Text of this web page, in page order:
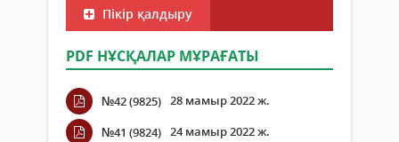
Пікір қалдыру
PDF НҰСҚАЛАР МҰРАҒАТЫ
№42 (9825) 28 мамыр 2022 ж.
№41 (9824) 24 мамыр 2022 ж.